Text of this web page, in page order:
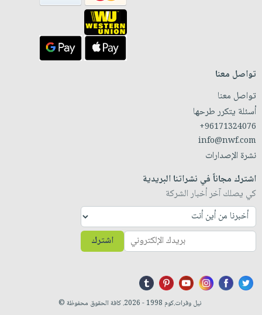
تواصل معنا
تواصل معنا
أسئلة يتكرر طرحها
+96171324076
info@nwf.com
نشرة الإصدارات
اشترك مجاناً في نشراتنا البريدية
كي يصلك آخر أخبار الشركة
اشترك
نيل وفرات.كوم 1998 - 2026. كافة الحقوق محفوظة ©